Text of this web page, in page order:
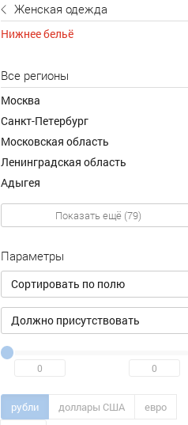
Женская одежда
Нижнее бельё
Все регионы
Москва
Санкт-Петербург
Московская область
Ленинградская область
Адыгея
Показать ещё (79)
Параметры
Сортировать по полю
Должно присутствовать
рубли доллары США
евро